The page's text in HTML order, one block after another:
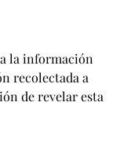
la información
recolectada a
de revelar esta